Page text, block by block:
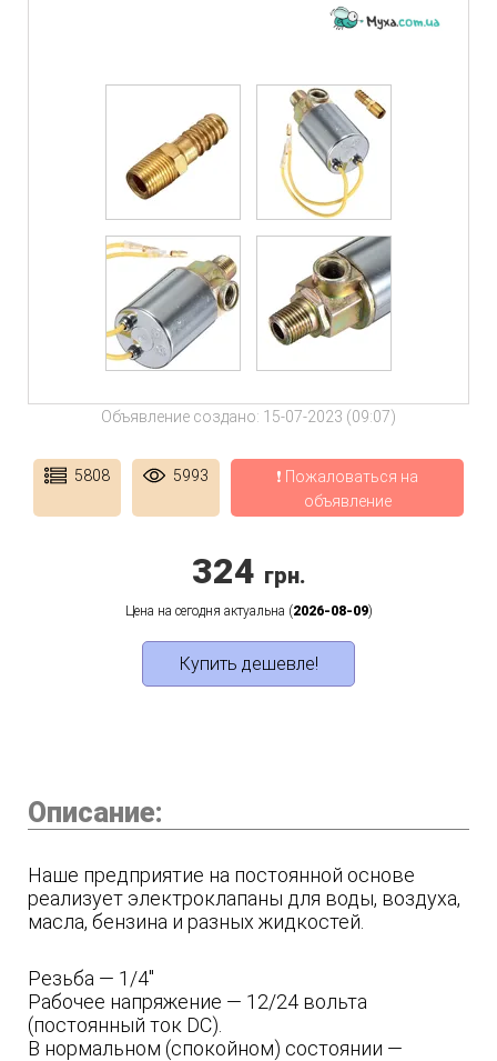
Объявление создано: 15-07-2023 (09:07)
5808 5993
❗ Пожаловаться на
объявление
324 грн.
Цена на сегодня актуальна (2026-08-09)
Купить дешевле!
Описание:
Наше предприятие на постоянной основе
реализует электроклапаны для воды, воздуха,
масла, бензина и разных жидкостей.
Резьба — 1/4"
Рабочее напряжение — 12/24 вольта
(постоянный ток DC).
В нормальном (спокойном) состоянии —